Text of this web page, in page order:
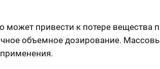
может привести к потере вещества
объемное дозирование.